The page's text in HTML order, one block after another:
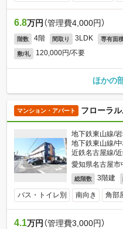
6.8万円 （管理費4,000円）
階数 4階 間取り 3LDK 専有面
敷/礼 120,000円/不要
ほかの
マンション・アパート フローラ
地下鉄東山線/
地下鉄東山線/
近鉄名古屋線/
愛知県名古屋市
総階数 3階建
バス・トイレ別 南向き 角部
4.1万円 （管理費3,000円）